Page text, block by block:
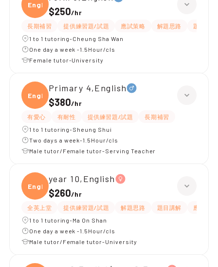
Engli
$250/hr
長期補習 提供練習題/試題 應試策略 解題思路
題目講解
1 to 1 tutoring-Cheung Sha Wan
One day a week -1.5Hour/cls
Female tutor-University
Engli
Primary 4,English
$380/hr
有愛心 有耐性 提供練習題/試題
長期補習
1 to 1 tutoring-Sheung Shui
Two days a week-1.5Hour/cls
Male tutor/Female tutor-Serving Teacher
Engli
year 10,English
$260/hr
全英上堂 提供練習題/試題 解題思路 題目講解
應試策略
1 to 1 tutoring-Ma On Shan
One day a week -1.5Hour/cls
Male tutor/Female tutor-University